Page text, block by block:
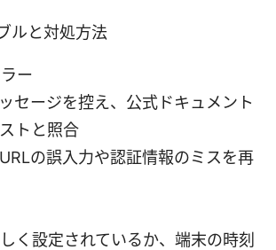
ルと対処方法
ー
セージを控え、公式ドキュメント
トと照合
の誤入力や認証情報のミスを再
く設定されているか、端末の時刻